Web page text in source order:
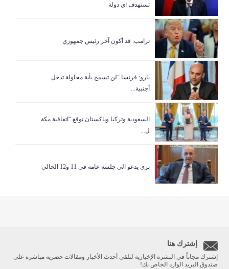
تستهدف اي دولة
ترامب: قد أكون آخر رئيس جمهوري
بارو: فرنسا “لن تسمح بأية محاولة تدخل
أجنبية...
السعودية وتركيا وباكستان توقع “اتفاقية مكة
ل...
بري يدعو الى جلسة عامة في 11 و12 الحالي
إشترك هنا
إشترك مجاناً في النشرة الإخبارية لتلقي أحدث الأخبار ومقالات حصرية مباشرة على
صندوق البريد الوارد الخاص بك!